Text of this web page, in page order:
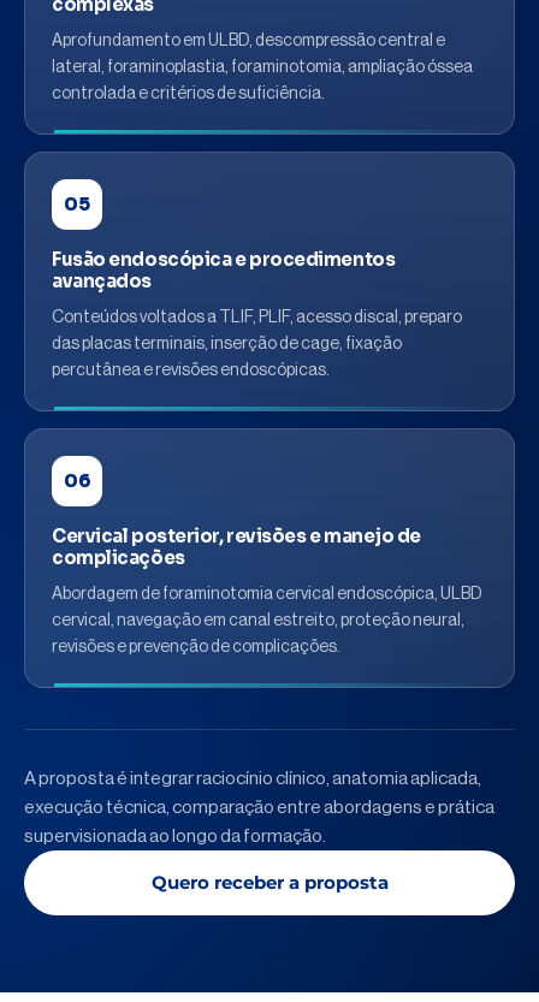
Aprofundamento em ULBD, descompressão central e
lateral, foraminoplastia, foraminotomia, ampliação óssea
controlada e critérios de suficiência.
05
Fusão endoscópica e procedimentos
avançados
Conteúdos voltados a TLIF, PLIF, acesso discal, preparo
das placas terminais, inserção de cage, fixação
percutânea e revisões endoscópicas.
06
Cervical posterior, revisões e manejo de
complicações
Abordagem de foraminotomia cervical endoscópica, ULBD
cervical, navegação em canal estreito, proteção neural,
revisões e prevenção de complicações.
A proposta é integrar raciocínio clínico, anatomia aplicada,
execução técnica, comparação entre abordagens e prática
supervisionada ao longo da formação.
Quero receber a proposta